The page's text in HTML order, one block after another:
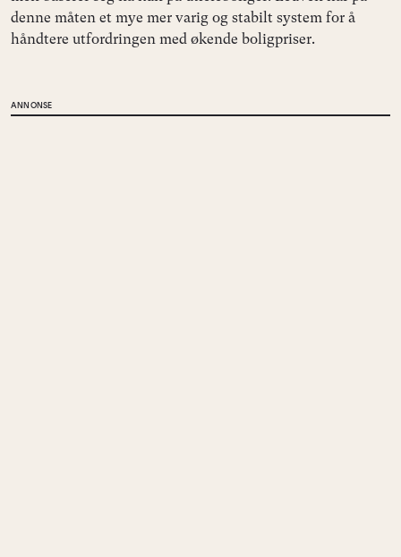
denne måten et mye mer varig og stabilt system for å
håndtere utfordringen med økende boligpriser.
ANNONSE